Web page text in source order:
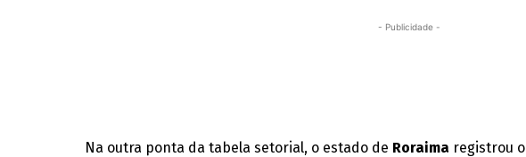
- Publicidade -
Na outra ponta da tabela setorial, o estado de Roraima registrou o